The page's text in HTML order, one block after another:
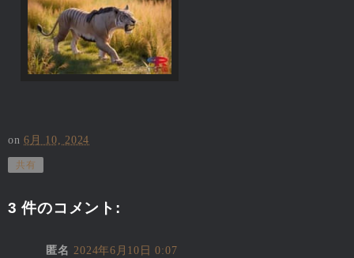
on6月 10, 2024
共有
3 件のコメント:
匿名 2024年6月10日 0:07